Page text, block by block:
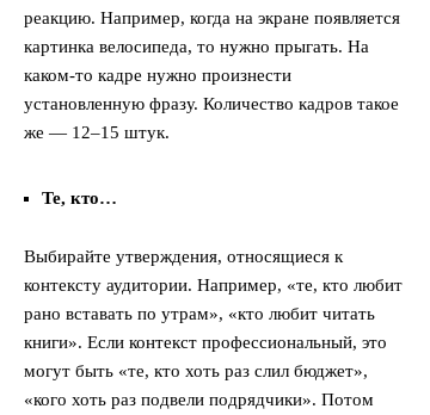
реакцию. Например, когда на экране появляется
картинка велосипеда, то нужно прыгать. На
каком-то кадре нужно произнести
установленную фразу. Количество кадров такое
же — 12–15 штук.
Те, кто…
Выбирайте утверждения, относящиеся к
контексту аудитории. Например, «те, кто любит
рано вставать по утрам», «кто любит читать
книги». Если контекст профессиональный, это
могут быть «те, кто хоть раз слил бюджет»,
«кого хоть раз подвели подрядчики». Потом